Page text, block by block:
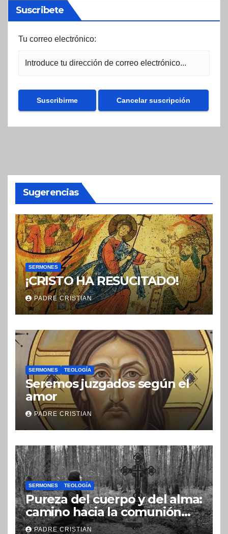
Suscribete
Tu correo electrónico:
Sugerencias
SERMONES
¡CRISTO HA RESUCITADO!
PADRE CRISTIAN
SERMONES TEOLOGÍA
Seremos juzgados según el
amor
PADRE CRISTIAN
SERMONES TEOLOGÍA
Pureza del cuerpo y del alma:
camino hacia la comunión
con Dios
PADRE CRISTIAN